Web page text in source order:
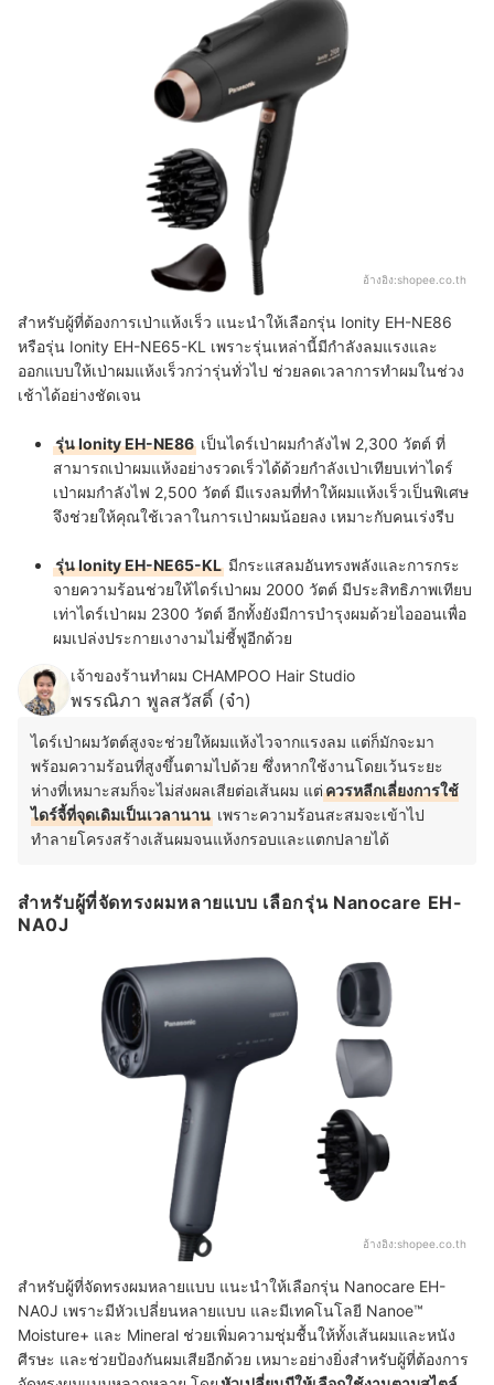
อ้างอิง:shopee.co.th
สำหรับผู้ที่ต้องการเป่าแห้งเร็ว แนะนำให้เลือกรุ่น Ionity EH-NE86
หรือรุ่น Ionity EH-NE65-KL เพราะรุ่นเหล่านี้มีกำลังลมแรงและ
ออกแบบให้เป่าผมแห้งเร็วกว่ารุ่นทั่วไป ช่วยลดเวลาการทำผมในช่วง
เช้าได้อย่างชัดเจน
รุ่น Ionity EH-NE86 เป็นไดร์เป่าผมกำลังไฟ 2,300 วัตต์ ที่
สามารถเป่าผมแห้งอย่างรวดเร็วได้ด้วยกำลังเป่าเทียบเท่าไดร์
เป่าผมกำลังไฟ 2,500 วัตต์ มีแรงลมที่ทำให้ผมแห้งเร็วเป็นพิเศษ
จึงช่วยให้คุณใช้เวลาในการเป่าผมน้อยลง เหมาะกับคนเร่งรีบ
รุ่น Ionity EH-NE65-KL มีกระแสลมอันทรงพลังและการกระ
จายความร้อนช่วยให้ไดร์เป่าผม 2000 วัตต์ มีประสิทธิภาพเทียบ
เท่าไดร์เป่าผม 2300 วัตต์ อีกทั้งยังมีการบำรุงผมด้วยไอออนเพื่อ
ผมเปล่งประกายเงางามไม่ชี้ฟูอีกด้วย
เจ้าของร้านทำผม CHAMPOO Hair Studio
พรรณิภา พูลสวัสดิ์ (จ๋า)
ไดร์เป่าผมวัตต์สูงจะช่วยให้ผมแห้งไวจากแรงลม แต่ก็มักจะมา
พร้อมความร้อนที่สูงขึ้นตามไปด้วย ซึ่งหากใช้งานโดยเว้นระยะ
ห่างที่เหมาะสมก็จะไม่ส่งผลเสียต่อเส้นผม แต่ควรหลีกเลี่ยงการใช้
ไดร์จี้ที่จุดเดิมเป็นเวลานาน เพราะความร้อนสะสมจะเข้าไป
ทำลายโครงสร้างเส้นผมจนแห้งกรอบและแตกปลายได้
สำหรับผู้ที่จัดทรงผมหลายแบบ เลือกรุ่น Nanocare EH-
NA0J
อ้างอิง:shopee.co.th
สำหรับผู้ที่จัดทรงผมหลายแบบ แนะนำให้เลือกรุ่น Nanocare EH-
NA0J เพราะมีหัวเปลี่ยนหลายแบบ และมีเทคโนโลยี Nanoe™
Moisture+ และ Mineral ช่วยเพิ่มความชุ่มชื้นให้ทั้งเส้นผมและหนัง
ศีรษะ และช่วยป้องกันผมเสียอีกด้วย เหมาะอย่างยิ่งสำหรับผู้ที่ต้องการ